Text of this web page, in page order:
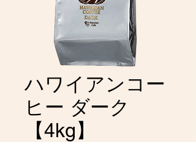
ハワイアンコー
ヒー ダーク
【4kg】